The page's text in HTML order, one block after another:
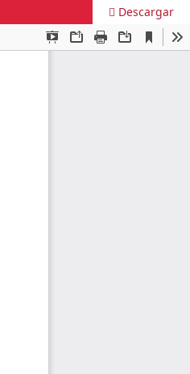
Descargar